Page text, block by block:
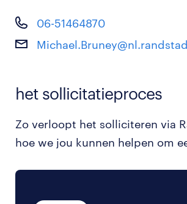
06-51464870
het sollicitatieproces
Zo verloopt het solliciteren via
hoe we jou kunnen helpen om